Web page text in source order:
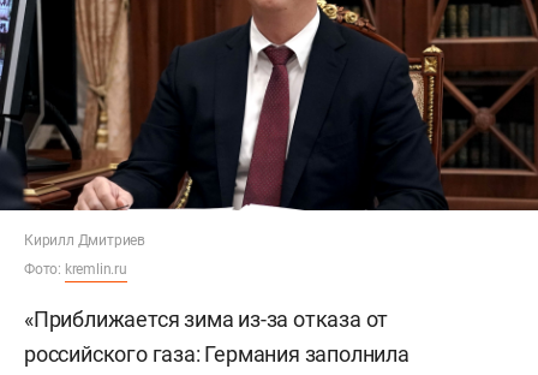
Кирилл Дмитриев
Фото: kremlin.ru
«Приближается зима из-за отказа от
российского газа: Германия заполнила